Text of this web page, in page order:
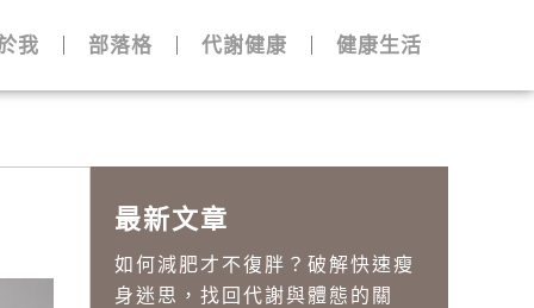
我 部落格 代謝健康 健康生活
最新文章
如何減肥才不復胖？破解快速瘦
身迷思，找回代謝與體態的關